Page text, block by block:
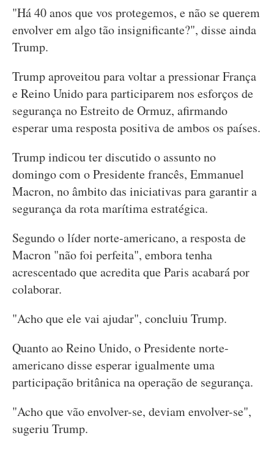
"Há 40 anos que vos protegemos, e não se querem
envolver em algo tão insignificante?", disse ainda
Trump.
Trump aproveitou para voltar a pressionar França
e Reino Unido para participarem nos esforços de
segurança no Estreito de Ormuz, afirmando
esperar uma resposta positiva de ambos os países.
Trump indicou ter discutido o assunto no
domingo com o Presidente francês, Emmanuel
Macron, no âmbito das iniciativas para garantir a
segurança da rota marítima estratégica.
Segundo o líder norte-americano, a resposta de
Macron "não foi perfeita", embora tenha
acrescentado que acredita que Paris acabará por
colaborar.
"Acho que ele vai ajudar", concluiu Trump.
Quanto ao Reino Unido, o Presidente norte-
americano disse esperar igualmente uma
participação britânica na operação de segurança.
"Acho que vão envolver-se, deviam envolver-se",
sugeriu Trump.